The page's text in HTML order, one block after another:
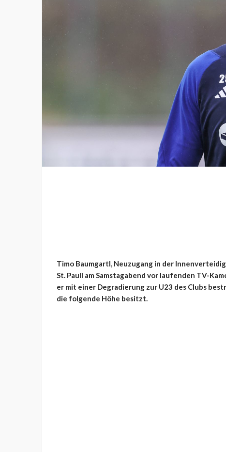
Timo Baumgartl, Neuzugang in der
St. Pauli am Samstagabend vor laufenden TV-
er mit einer Degradierung zur U23 des Clubs
die folgende Höhe besitzt.